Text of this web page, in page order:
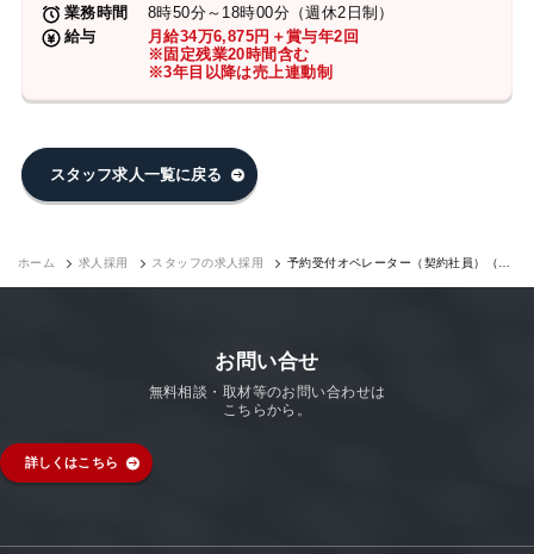
業務時間
8時50分～18時00分（週休2日制）
給与
月給34万6,875円＋賞与年2回
※固定残業20時間含む
※3年目以降は売上連動制
スタッフ求人一覧に戻る
ホーム 求人採用 スタッフの求人採用
予約受付オペレーター（契約社員）（永
お問い合せ
無料相談・取材等のお問い合わせは
こちらから。
詳しくはこちら